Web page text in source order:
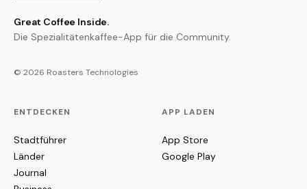
Great Coffee Inside.
Die Spezialitätenkaffee-App für die Community.
© 2026 Roasters Technologies
ENTDECKEN
Stadtführer
Länder
Journal
APP LADEN
App Store
Google Play